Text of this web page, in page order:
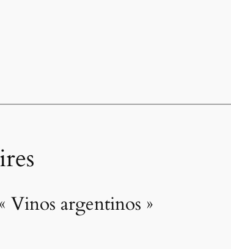
Vinos argentinos »